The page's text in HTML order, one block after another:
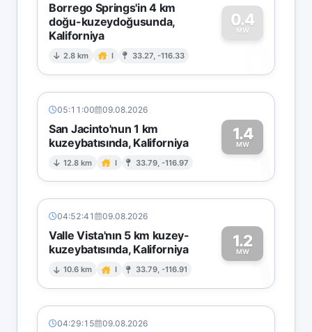
Borrego Springs'in 4 km
doğu-kuzeydoğusunda,
Kaliforniya
2.8 km I 33.27, -116.33
0.4
MW
0
05:11:00 09.08.2026
San Jacinto'nun 1 km
kuzeybatısında, Kaliforniya
12.8 km I 33.79, -116.97
1.4
MW1
04:52:41 09.08.2026
Valle Vista'nın 5 km kuzey-
kuzeybatısında, Kaliforniya
10.6 km I 33.79, -116.91
1.2
MW1
04:29:15 09.08.2026